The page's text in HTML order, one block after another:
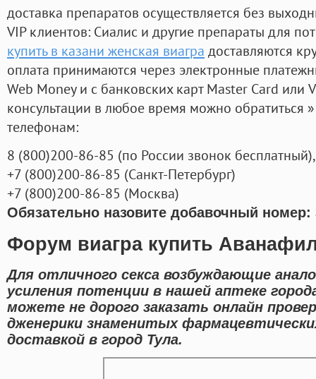
доставка препаратов осуществляется без
VIP клиентов: Сиалис и другие препараты для
купить в казани женская виагра доставляются
оплата принимаются через электронные
Web Money и с банковских карт Master Card или
консультации в любое время можно обратиться
телефонам:
8 (800)200-86-85 (по России звонок бесплатный),
+7 (800)200-86-85 (Санкт-Петербург)
+7 (800)200-86-85 (Москва)
Обязательно назовите добавочный номер:
Форум виагра купить
Для отличного секса возбуждающие
усиления потенции в нашей аптеке
можете не дорого заказать онлайн
дженерики знаменитых
доставкой в город Тула.